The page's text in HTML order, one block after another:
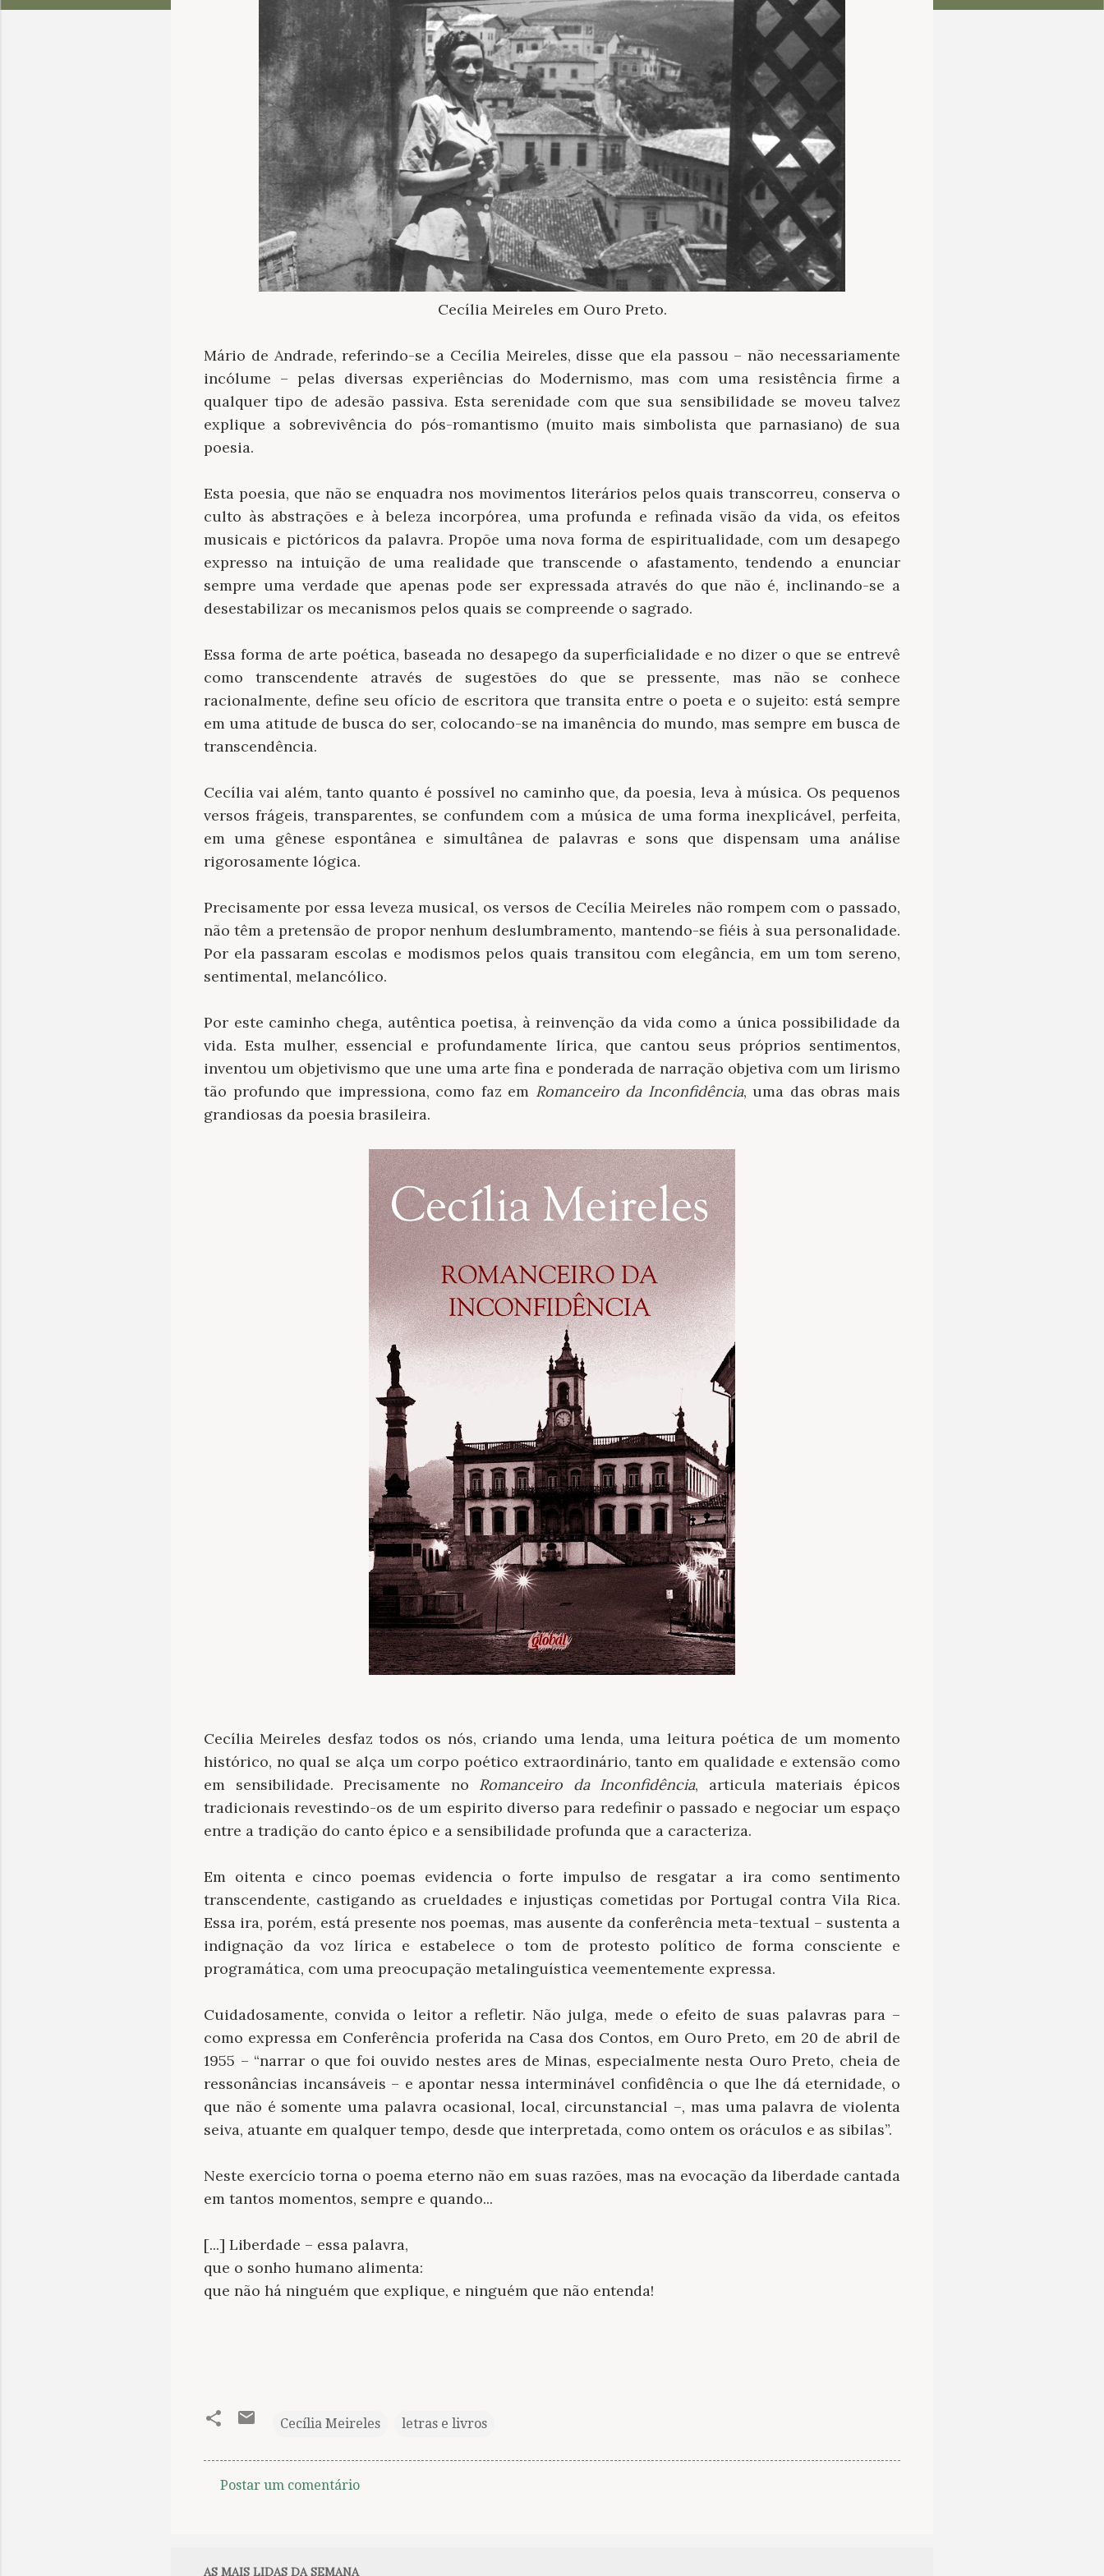
Cecília Meireles em Ouro Preto.
Mário de Andrade, referindo-se a Cecília Meireles, disse que ela passou – não necessariamente
incólume – pelas diversas experiências do Modernismo, mas com uma resistência firme a
qualquer tipo de adesão passiva. Esta serenidade com que sua sensibilidade se moveu talvez
explique a sobrevivência do pós-romantismo (muito mais simbolista que parnasiano) de sua
poesia.
Esta poesia, que não se enquadra nos movimentos literários pelos quais transcorreu, conserva o
culto às abstrações e à beleza incorpórea, uma profunda e refinada visão da vida, os efeitos
musicais e pictóricos da palavra. Propõe uma nova forma de espiritualidade, com um desapego
expresso na intuição de uma realidade que transcende o afastamento, tendendo a enunciar
sempre uma verdade que apenas pode ser expressada através do que não é, inclinando-se a
desestabilizar os mecanismos pelos quais se compreende o sagrado.
Essa forma de arte poética, baseada no desapego da superficialidade e no dizer o que se entrevê
como transcendente através de sugestões do que se pressente, mas não se conhece
racionalmente, define seu ofício de escritora que transita entre o poeta e o sujeito: está sempre
em uma atitude de busca do ser, colocando-se na imanência do mundo, mas sempre em busca de
transcendência.
Cecília vai além, tanto quanto é possível no caminho que, da poesia, leva à música. Os pequenos
versos frágeis, transparentes, se confundem com a música de uma forma inexplicável, perfeita,
em uma gênese espontânea e simultânea de palavras e sons que dispensam uma análise
rigorosamente lógica.
Precisamente por essa leveza musical, os versos de Cecília Meireles não rompem com o passado,
não têm a pretensão de propor nenhum deslumbramento, mantendo-se fiéis à sua personalidade.
Por ela passaram escolas e modismos pelos quais transitou com elegância, em um tom sereno,
sentimental, melancólico.
Por este caminho chega, autêntica poetisa, à reinvenção da vida como a única possibilidade da
vida. Esta mulher, essencial e profundamente lírica, que cantou seus próprios sentimentos,
inventou um objetivismo que une uma arte fina e ponderada de narração objetiva com um lirismo
tão profundo que impressiona, como faz em Romanceiro da Inconfidência, uma das obras mais
grandiosas da poesia brasileira.
Cecília Meireles desfaz todos os nós, criando uma lenda, uma leitura poética de um momento
histórico, no qual se alça um corpo poético extraordinário, tanto em qualidade e extensão como
em sensibilidade. Precisamente no Romanceiro da Inconfidência, articula materiais épicos
tradicionais revestindo-os de um espirito diverso para redefinir o passado e negociar um espaço
entre a tradição do canto épico e a sensibilidade profunda que a caracteriza.
Em oitenta e cinco poemas evidencia o forte impulso de resgatar a ira como sentimento
transcendente, castigando as crueldades e injustiças cometidas por Portugal contra Vila Rica.
Essa ira, porém, está presente nos poemas, mas ausente da conferência meta-textual – sustenta a
indignação da voz lírica e estabelece o tom de protesto político de forma consciente e
programática, com uma preocupação metalinguística veementemente expressa.
Cuidadosamente, convida o leitor a refletir. Não julga, mede o efeito de suas palavras para –
como expressa em Conferência proferida na Casa dos Contos, em Ouro Preto, em 20 de abril de
1955 – “narrar o que foi ouvido nestes ares de Minas, especialmente nesta Ouro Preto, cheia de
ressonâncias incansáveis – e apontar nessa interminável confidência o que lhe dá eternidade, o
que não é somente uma palavra ocasional, local, circunstancial –, mas uma palavra de violenta
seiva, atuante em qualquer tempo, desde que interpretada, como ontem os oráculos e as sibilas”.
Neste exercício torna o poema eterno não em suas razões, mas na evocação da liberdade cantada
em tantos momentos, sempre e quando...
[...] Liberdade – essa palavra,
que o sonho humano alimenta:
que não há ninguém que explique, e ninguém que não entenda!
Cecília Meireles letras e livros
e
Postar um comentário
AS MAIS LIDAS DA SEMANA